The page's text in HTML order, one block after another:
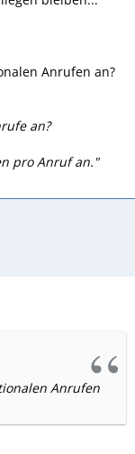
Anrufen an?
an?
pro Anruf an."
Anrufen